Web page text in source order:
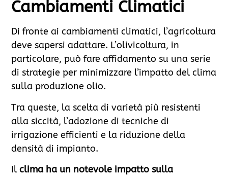
Cambiamenti Climatici
Di fronte ai cambiamenti climatici, l’agricoltura
deve sapersi adattare. L’olivicoltura, in
particolare, può fare affidamento su una serie
di strategie per minimizzare l’impatto del clima
sulla produzione olio.
Tra queste, la scelta di varietà più resistenti
alla siccità, l’adozione di tecniche di
irrigazione efficienti e la riduzione della
densità di impianto.
Ilclima ha un notevole impatto sulla